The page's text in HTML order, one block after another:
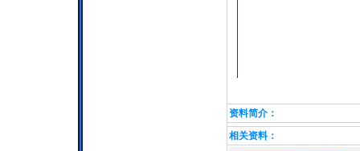
资料简介：
相关资料：